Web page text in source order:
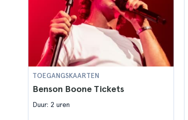
TOEGANGSKAARTEN
Benson Boone Tickets
Duur: 2 uren